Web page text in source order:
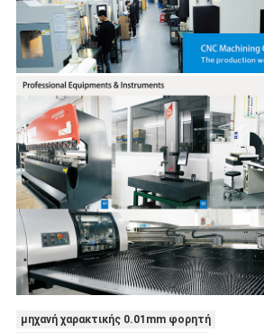
μηχανή χαρακτικής 0.01mm φορητή